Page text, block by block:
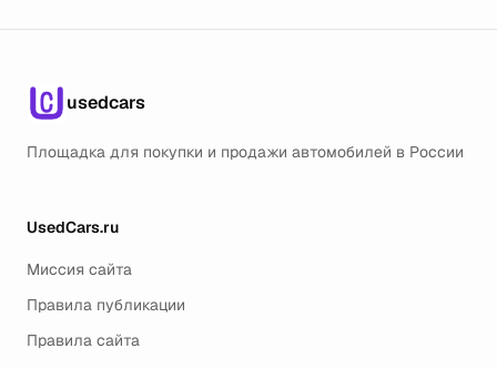
usedcars
Площадка для покупки и продажи автомобилей в России
UsedCars.ru
Миссия сайта
Правила публикации
Правила сайта